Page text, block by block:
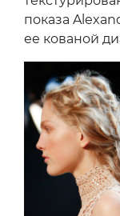
показа
ее кованой